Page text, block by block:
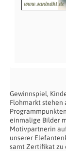
Gewinnspiel,
Flohmarkt stehen
einmalige Bilder
Motivpartnerin
unserer
samt Zertifikat zu